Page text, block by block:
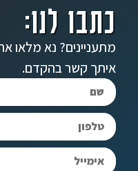
כתבו לנו:
מתעניינים? נא מלאו
איתך קשר בהקדם.